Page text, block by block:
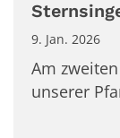
9. Jan. 2026
Am
unserer